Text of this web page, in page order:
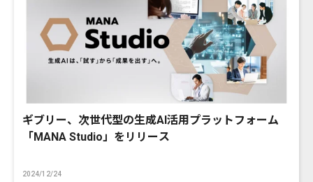
ギブリー、次世代型の生成AI活用プラットフォーム
「MANA Studio」をリリース
2024/12/24